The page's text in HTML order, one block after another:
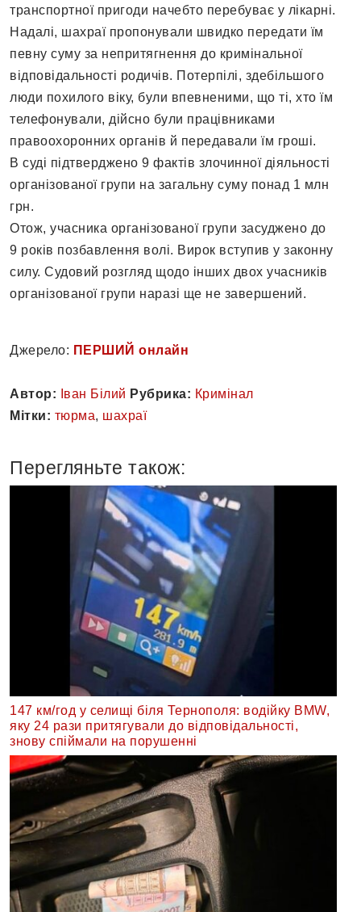
транспортної пригоди начебто перебуває у лікарні.
Надалі, шахраї пропонували швидко передати їм
певну суму за непритягнення до кримінальної
відповідальності родичів. Потерпілі, здебільшого
люди похилого віку, були впевненими, що ті, хто їм
телефонували, дійсно були працівниками
правоохоронних органів й передавали їм гроші.
В суді підтверджено 9 фактів злочинної діяльності
організованої групи на загальну суму понад 1 млн
грн.
Отож, учасника організованої групи засуджено до
9 років позбавлення волі. Вирок вступив у законну
силу. Судовий розгляд щодо інших двох учасників
організованої групи наразі ще не завершений.
Джерело: ПЕРШИЙ онлайн
Автор: Іван Білий Рубрика: Кримінал
Мітки: тюрма, шахраї
Перегляньте також:
147 км/год у селищі біля Тернополя: водійку BMW,
яку 24 рази притягували до відповідальності,
знову спіймали на порушенні